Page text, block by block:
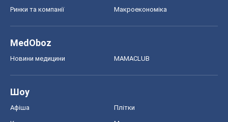
Ринки та компанії Макроекономіка
MedOboz
Новини медицини MAMACLUB
Шоу
Афіша Плітки